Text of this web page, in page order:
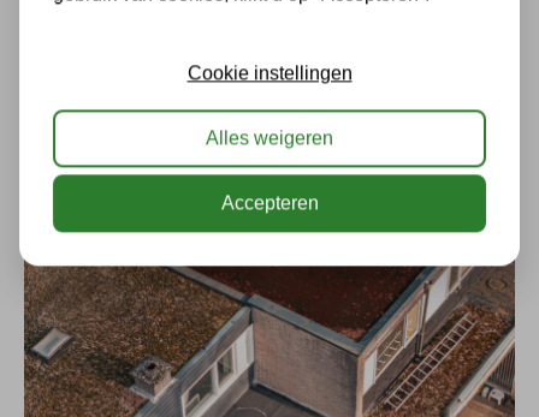
Volledige dakrenovatie hoog gebouw Enschede
Renovatie
Cookie instellingen
Alles weigeren
Accepteren